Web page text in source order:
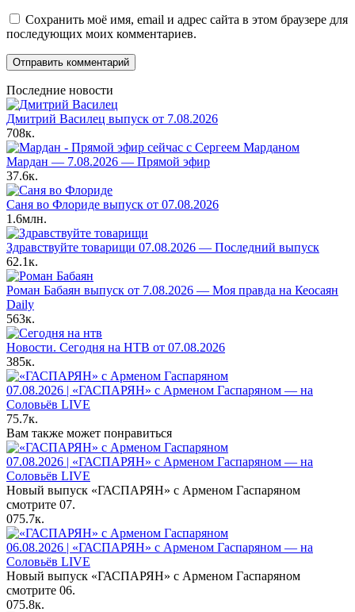
Сохранить моё имя, email и адрес сайта в этом браузере для
последующих моих комментариев.
Последние новости
Дмитрий Василец выпуск от 7.08.2026
708к.
Мардан — 7.08.2026 — Прямой эфир
37.6к.
Саня во Флориде выпуск от 07.08.2026
1.6млн.
Здравствуйте товарищи 07.08.2026 — Последний выпуск
62.1к.
Роман Бабаян выпуск от 7.08.2026 — Моя правда на Кеосаян
Daily
563к.
Новости. Сегодня на НТВ от 07.08.2026
385к.
07.08.2026 | «ГАСПАРЯН» с Арменом Гаспаряном — на
Соловьёв LIVE
75.7к.
Вам также может понравиться
07.08.2026 | «ГАСПАРЯН» с Арменом Гаспаряном — на
Соловьёв LIVE
Новый выпуск «ГАСПАРЯН» с Арменом Гаспаряном
смотрите 07.
075.7к.
06.08.2026 | «ГАСПАРЯН» с Арменом Гаспаряном — на
Соловьёв LIVE
Новый выпуск «ГАСПАРЯН» с Арменом Гаспаряном
смотрите 06.
075.8к.